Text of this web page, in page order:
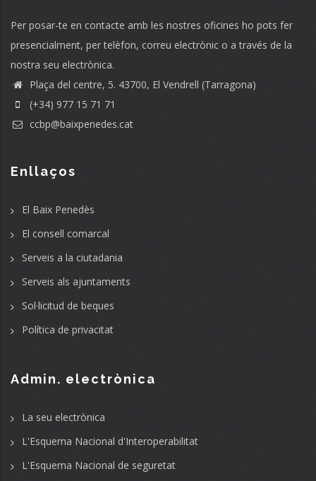
Per posar-te en contacte amb les nostres oficines ho pots fer
presencialment, per telèfon, correu electrònic o a través de la
nostra seu electrònica.
Plaça del centre, 5. 43700, El Vendrell (Tarragona)
(+34) 977 15 71 71
ccbp@baixpenedes.cat
Enllaços
El Baix Penedès
El consell comarcal
Serveis a la ciutadania
Serveis als ajuntaments
Sol·licitud de beques
Política de privacitat
Admin. electrònica
La seu electrònica
L'Esquema Nacional d'Interoperabilitat
L'Esquema Nacional de seguretat